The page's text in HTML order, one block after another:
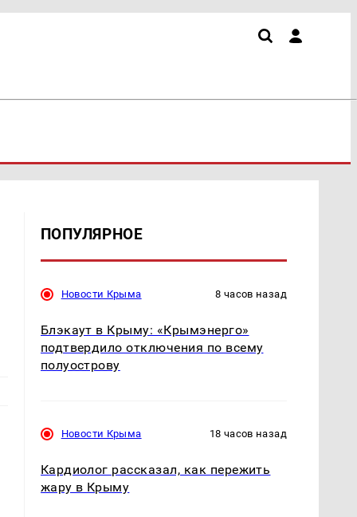
ПОПУЛЯРНОЕ
Новости Крыма 8 часов назад
Блэкаут в Крыму: «Крымэнерго»
подтвердило отключения по всему
полуострову
Новости Крыма 18 часов назад
Кардиолог рассказал, как пережить
жару в Крыму